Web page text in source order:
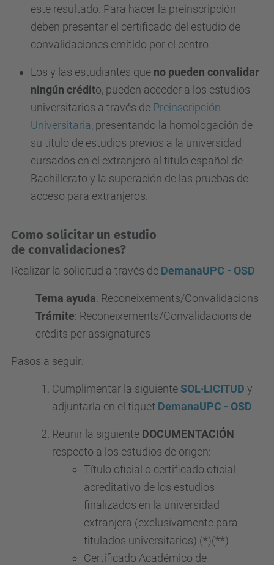
este resultado. Para hacer la preinscripción
deben presentar el certificado del estudio de
convalidaciones emitido por el centro.
Los y las estudiantes que no pueden convalidar
ningún crédito, pueden acceder a los estudios
universitarios a través de Preinscripción
Universitaria, presentando la homologación de
su título de estudios previos a la universidad
cursados en el extranjero al título español de
Bachillerato y la superación de las pruebas de
acceso para extranjeros.
Como solicitar un estudio
de convalidaciones?
Realizar la solicitud a través de DemanaUPC - OSD
Tema ayuda: Reconeixements/Convalidacions
Trámite: Reconeixements/Convalidacions de
crèdits per assignatures
Pasos a seguir:
Cumplimentar la siguiente SOL·LICITUD y
adjuntarla en el tiquet DemanaUPC - OSD
Reunir la siguiente DOCUMENTACIÓN
respecto a los estudios de origen:
Título oficial o certificado oficial
acreditativo de los estudios
finalizados en la universidad
extranjera (exclusivamente para
titulados universitarios) (*)(**)
Certificado Académico de